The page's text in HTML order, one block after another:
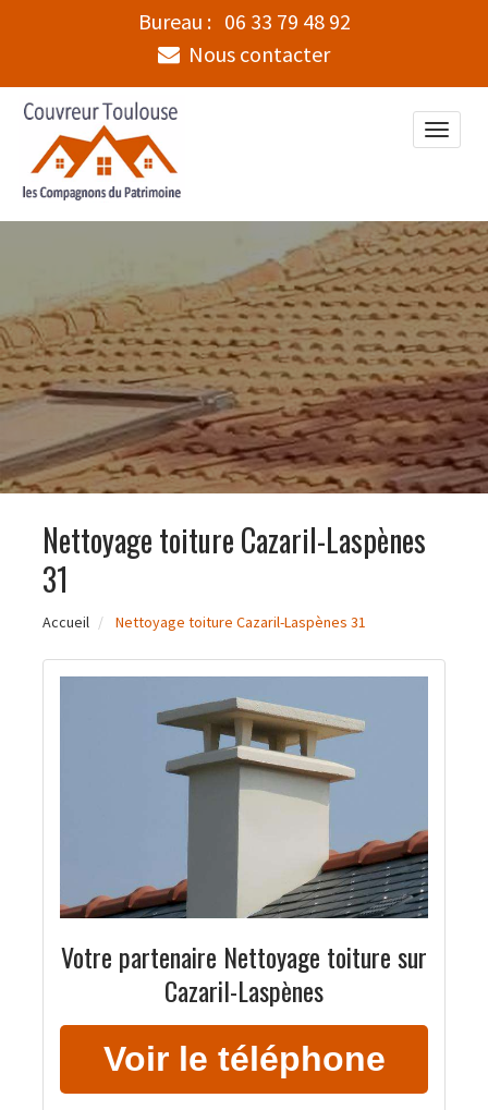
Bureau : 06 33 79 48 92
Nous contacter
Toggle
Nettoyage toiture Cazaril-Laspènes
31
Accueil Nettoyage toiture Cazaril-Laspènes 31
Votre partenaire Nettoyage toiture sur
Cazaril-Laspènes